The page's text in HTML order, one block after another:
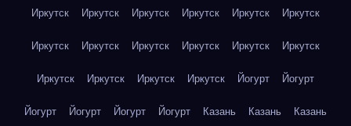
Иркутск Иркутск Иркутск Иркутск Иркутск Иркутск
Иркутск Иркутск Иркутск Иркутск Иркутск Иркутск
Иркутск Иркутск Иркутск Иркутск Йогурт Йогурт
Йогурт Йогурт Йогурт Йогурт Казань Казань Казань